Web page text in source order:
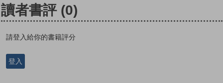
讀者書評 (0)
請登入給你的書籍評分
登入